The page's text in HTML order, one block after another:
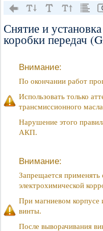
Снятие и
коробки передач
Внимание:
По окончании работ
Использовать только
трансмиссионного
Нарушение этого
АКП.
Внимание:
Запрещается
электрохимической
При магниевом корпусе
винты.
После выворачивания